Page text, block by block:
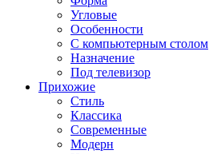
Угловые
Особенности
С компьютерным столом
Назначение
Под телевизор
Прихожие
Стиль
Классика
Современные
Модерн